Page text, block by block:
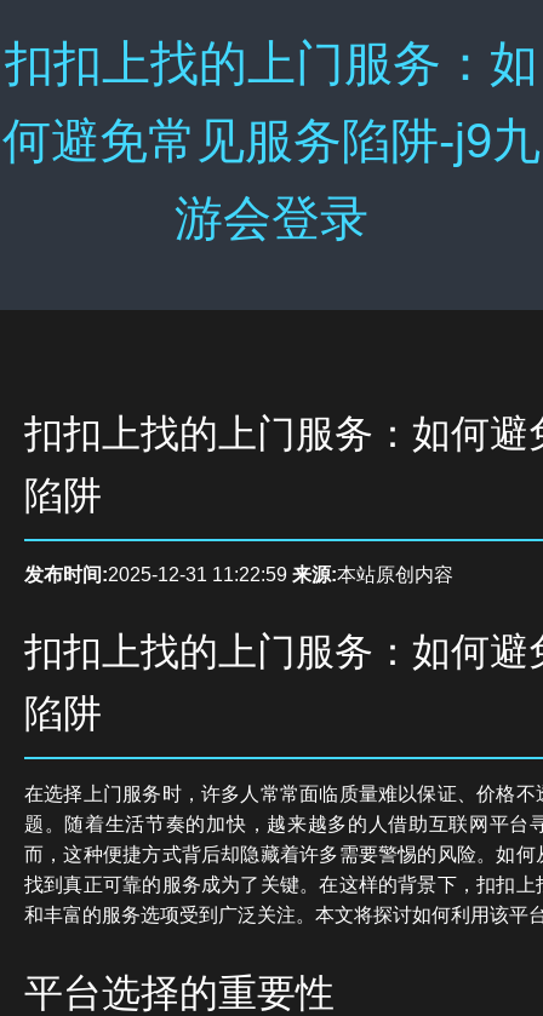
扣扣上找的上门服务：如
何避免常见服务陷阱-j9九
游会登录
扣扣上找的上门服务：如何避
陷阱
发布时间:2025-12-31 11:22:59 来源:本站原创内容
扣扣上找的上门服务：如何避
陷阱
在选择上门服务时，许多人常常面临质量难以保证、价格
题。随着生活节奏的加快，越来越多的人借助互联网平台
而，这种便捷方式背后却隐藏着许多需要警惕的风险。如
找到真正可靠的服务成为了关键。在这样的背景下，扣扣
和丰富的服务选项受到广泛关注。本文将探讨如何利用该平
平台选择的重要性